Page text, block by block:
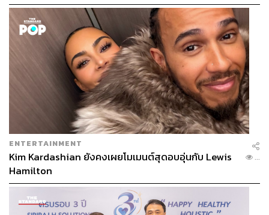
ENTERTAINMENT
Kim Kardashian ยังคงเผยโมเมนต์สุดอบอุ่นกับ Lewis
Hamilton
...